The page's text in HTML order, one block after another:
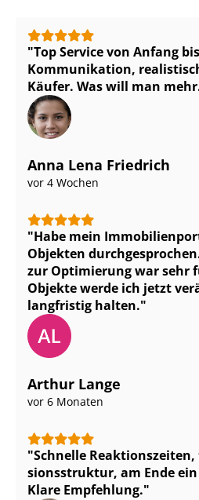
Top Service von Anfang
Kommunikation,
Käufer. Was will man
Anna Lena Friedrich
vor 4 Wochen
Habe mein
Objekten
zur Optimierung war sehr
Objekte werde ich jetzt
langfristig halten.
Arthur Lange
vor 6 Monaten
Schnelle
si­ons­struk­tur, am Ende ein
Klare Empfehlung.